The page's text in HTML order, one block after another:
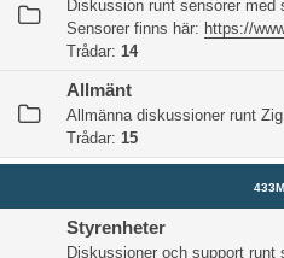
Diskussion runt sensorer med
Sensorer finns här: https://
Trådar: 14
Allmänt
Allmänna diskussioner runt
Trådar: 15
Styrenheter
Diskussioner och support